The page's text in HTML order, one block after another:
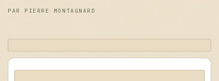
PAR PIERRE MONTAGNARD